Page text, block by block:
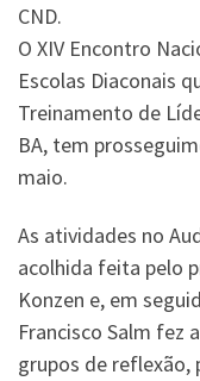
CND.
O XIV Encontro
Escolas Diaconais
Treinamento de
BA, tem
maio.
As atividades no
acolhida feita pelo
Konzen e, em
Francisco Salm fez
grupos de reflexão,